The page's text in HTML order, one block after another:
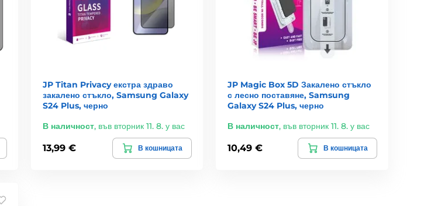
JP Titan Privacy екстра здраво
закалено стъкло, Samsung Galaxy
S24 Plus, черно
В наличност, във вторник 11. 8. у вас
13,99 € В кошницата
JP Magic Box 5D Закалено стъкло
с лесно поставяне, Samsung
Galaxy S24 Plus, черно
В наличност, във вторник 11. 8. у вас
10,49 € В кошницата